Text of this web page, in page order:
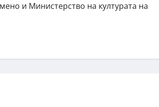
и Министерство на културата на